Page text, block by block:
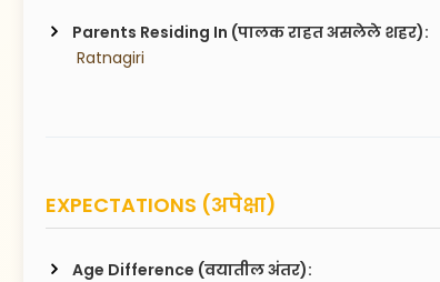
Parents Residing In (पालक राहत असलेले शहर):
Ratnagiri
EXPECTATIONS (अपेक्षा)
Age Difference (वयातील अंतर):